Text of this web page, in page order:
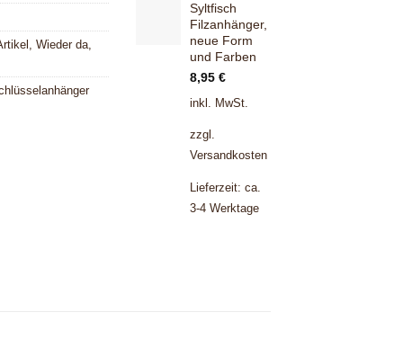
, Wieder da,
Syltfisch
Filzanhänger,
neue Form
und Farben
8,95 €
inkl. MwSt.
zzgl.
Versandkosten
Lieferzeit: ca.
3-4 Werktage